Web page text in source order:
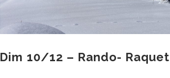
Dim 10/12 – Rando-